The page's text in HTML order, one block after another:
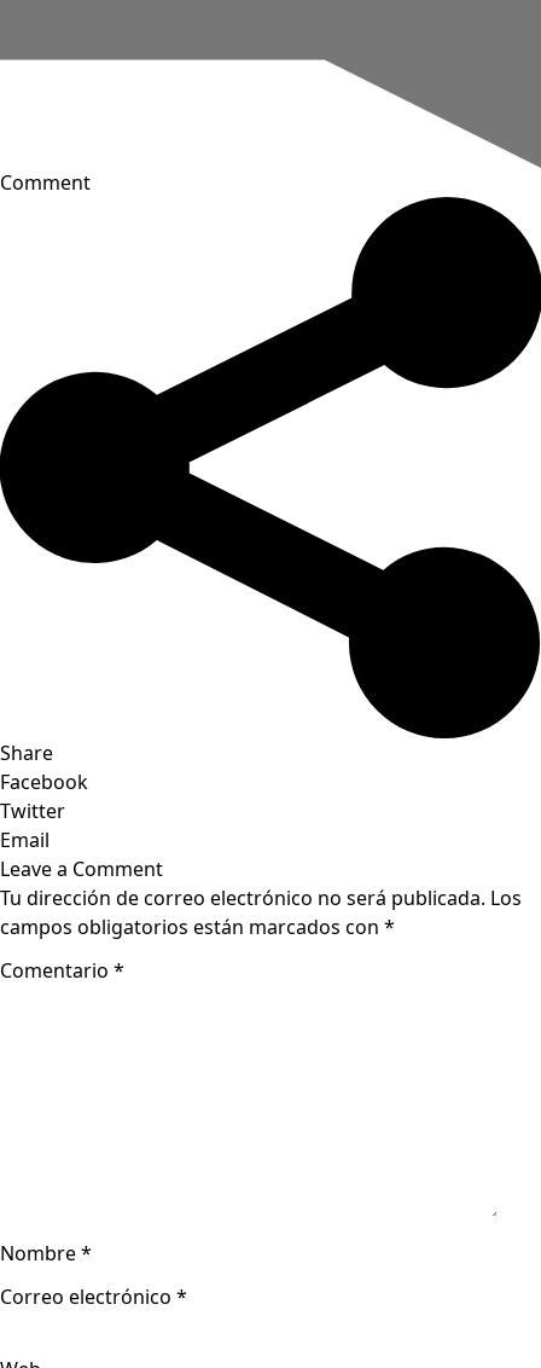
Comment
Share
Facebook
Twitter
Email
Leave a Comment
Tu dirección de correo electrónico no será publicada. Los
campos obligatorios están marcados con *
Comentario *
Nombre*
Correo electrónico *